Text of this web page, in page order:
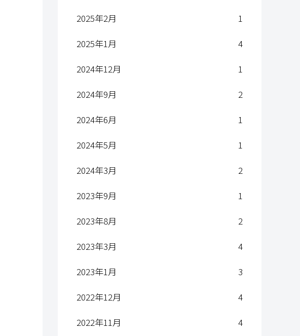
2025年2月
1
2025年1月
4
2024年12月
1
2024年9月
2
2024年6月
1
2024年5月
1
2024年3月
2
2023年9月
1
2023年8月
2
2023年3月
4
2023年1月
3
2022年12月
4
2022年11月
4